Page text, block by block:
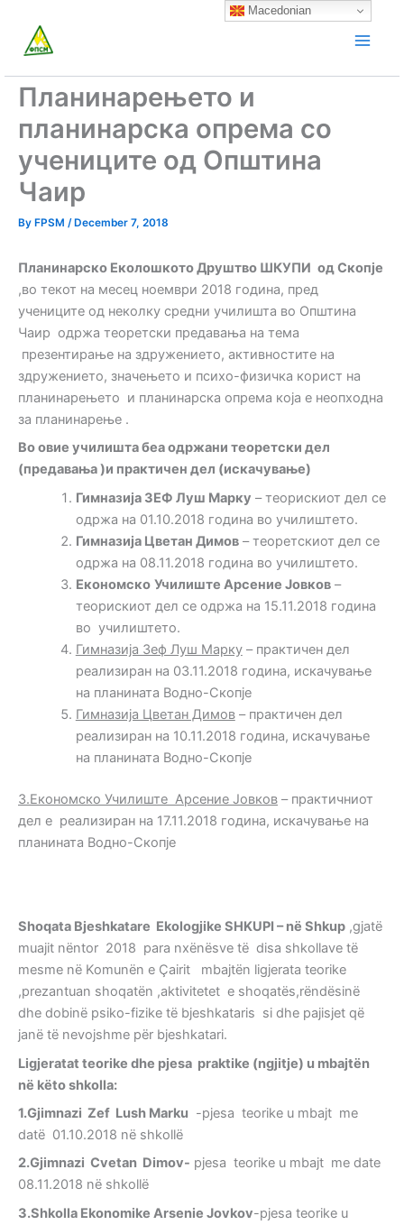
content
Планинарењето и
планинарска опрема со
учениците од Општина
Чаир
By FPSM / December 7, 2018
Планинарско ЕколошкотоДруштво ШКУПИ одСкопје
,во текот на месец ноември 2018 година, пред
учениците од неколку средни училишта во Општина
Чаир одржа теоретски предавања на тема
презентирање на здружението, активностите на
здружението, значењето и психо-физичка корист на
планинарењето и планинарска опрема која е неопходна
за планинарење .
Во овие училишта беа одржани теоретски дел
(предавања)и практичен дел (искачување)
Гимназија ЗЕФ Луш Марку – теорискиот дел се
одржа на 01.10.2018 година во училиштето.
Гимназија Цветан Димов– теоретскиот дел се
одржа на 08.11.2018 година во училиштето.
Економско Училиште Арсение Јовков–
теорискиот дел се одржа на 15.11.2018 година
во училиштето.
Гимназија Зеф Луш Марку– практичен дел
реализиран на 03.11.2018 година, искачување
на планината Водно-Скопје
Гимназија Цветан Димов– практичен дел
реализиран на 10.11.2018 година, искачување
на планината Водно-Скопје
3.Економско Училиште Арсение Јовков – практичниот
дел е реализиран на 17.11.2018 година, искачување на
планината Водно-Скопје
Shoqata Bjeshkatare Ekologjike SHKUPI – në Shkup ,gjatë
muajit nëntor 2018 para nxënësve të disa shkollave të
mesme në Komunën e Çairit mbajtën ligjerata teorike
,prezantuan shoqatën ,aktivitetet e shoqatës,rëndësinë
dhe dobinë psiko-fizike të bjeshkataris si dhe pajisjet që
janë të nevojshme për bjeshkatari.
Ligjeratat teorike dhe pjesa praktike (ngjitje) u mbajtën
në këto shkolla:
1.Gjimnazi Zef Lush Marku -pjesa teorike u mbajt me
datë 01.10.2018 në shkollë
2.Gjimnazi Cvetan Dimov- pjesa teorike u mbajt me date
08.11.2018 në shkollë
3.Shkolla Ekonomike Arsenie Jovkov-pjesa teorike u
Macedonian